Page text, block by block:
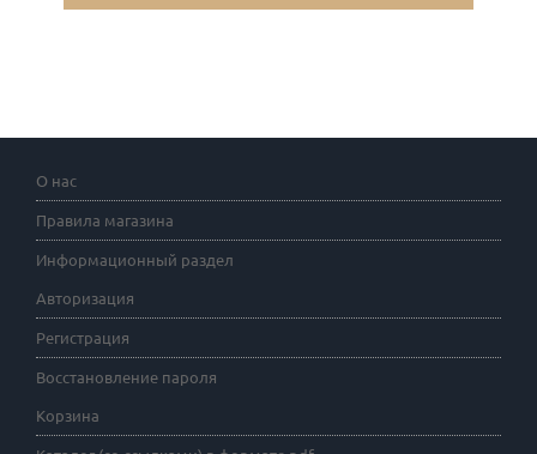
О нас
Правила магазина
Информационный раздел
Авторизация
Регистрация
Восстановление пароля
Корзина